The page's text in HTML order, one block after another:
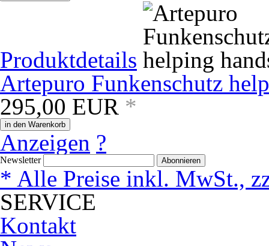
Produktdetails
Artepuro Funkenschutz
295,00 EUR *
in den Warenkorb
Anzeigen ?
Newsletter Abonnieren
* Alle Preise inkl. MwSt.,
SERVICE
Kontakt